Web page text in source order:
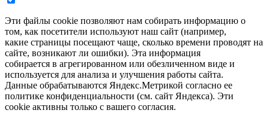
Эти файлы cookie позволяют нам собирать информацию о
том, как посетители используют наш сайт (например,
какие страницы посещают чаще, сколько времени проводят на
сайте, возникают ли ошибки). Эта информация
собирается в агрегированном или обезличенном виде и
используется для анализа и улучшения работы сайта.
Данные обрабатываются Яндекс.Метрикой согласно ее
политике конфиденциальности (см. сайт Яндекса). Эти
cookie активны только с вашего согласия.